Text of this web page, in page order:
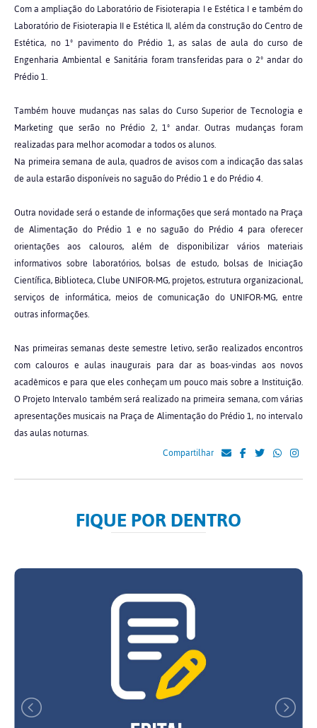
Com a ampliação do Laboratório de Fisioterapia I e Estética I e também do
Laboratório de Fisioterapia II e Estética II, além da construção do Centro de
Estética, no 1º pavimento do Prédio 1, as salas de aula do curso de
Engenharia Ambiental e Sanitária foram transferidas para o 2º andar do
Prédio 1.
Também houve mudanças nas salas do Curso Superior de Tecnologia e
Marketing que serão no Prédio 2, 1º andar. Outras mudanças foram
realizadas para melhor acomodar a todos os alunos.
Na primeira semana de aula, quadros de avisos com a indicação das salas
de aula estarão disponíveis no saguão do Prédio 1 e do Prédio 4.
Outra novidade será o estande de informações que será montado na Praça
de Alimentação do Prédio 1 e no saguão do Prédio 4 para oferecer
orientações aos calouros, além de disponibilizar vários materiais
informativos sobre laboratórios, bolsas de estudo, bolsas de Iniciação
Científica, Biblioteca, Clube UNIFOR-MG, projetos, estrutura organizacional,
serviços de informática, meios de comunicação do UNIFOR-MG, entre
outras informações.
Nas primeiras semanas deste semestre letivo, serão realizados encontros
com calouros e aulas inaugurais para dar as boas-vindas aos novos
acadêmicos e para que eles conheçam um pouco mais sobre a Instituição.
O Projeto Intervalo também será realizado na primeira semana, com várias
apresentações musicais na Praça de Alimentação do Prédio 1, no intervalo
das aulas noturnas.
Compartilhar
FIQUE POR DENTRO